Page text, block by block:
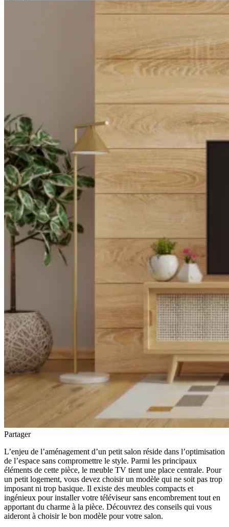
Partager
L’enjeu de l’aménagement d’un petit salon réside dans l’optimisation
de l’espace sans compromettre le style. Parmi les principaux
éléments de cette pièce, le meuble TV tient une place centrale. Pour
un petit logement, vous devez choisir un modèle qui ne soit pas trop
imposant ni trop basique. Il existe des meubles compacts et
ingénieux pour installer votre téléviseur sans encombrement tout en
apportant du charme à la pièce. Découvrez des conseils qui vous
aideront à choisir le bon modèle pour votre salon.